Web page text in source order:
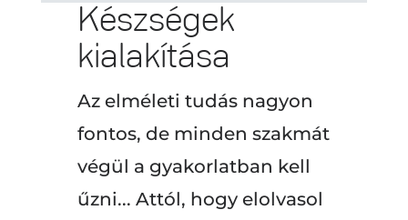
Készségek
kialakítása
Az elméleti tudás nagyon
fontos, de minden szakmát
végül a gyakorlatban kell
űzni... Attól, hogy elolvasol